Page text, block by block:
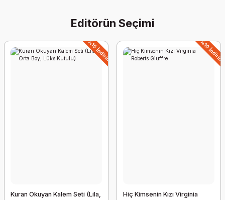
%10 İndirim
Editörün Seçimi
%15 İndirim
Kuran Okuyan Kalem Seti (Lila,
%10 İndirim
Hiç Kimsenin Kızı Virginia